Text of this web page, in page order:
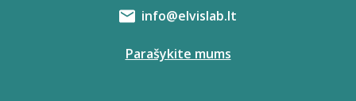
info@elvislab.lt
Parašykite mums